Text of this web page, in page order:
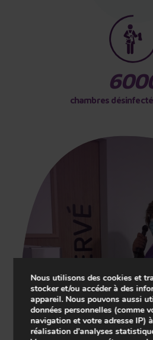
chambres
Nous utilisons des cookies et
stocker et/ou accéder à des
appareil. Nous pouvons aussi
données personnelles (comme
navigation et votre adresse IP)
réalisation d’analyses